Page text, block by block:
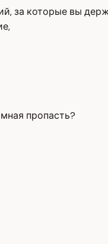
за которые вы
пропасть?